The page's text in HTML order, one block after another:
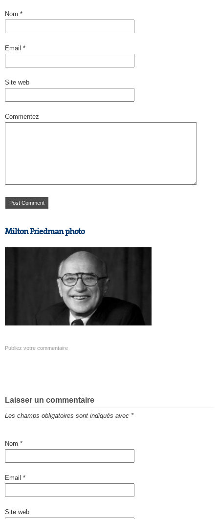
Nom *
Email *
Site web
Commentez
Milton Friedman photo
Publiez votre commentaire
Laisser un commentaire
Les champs obligatoires sont indiqués avec *
Nom *
Email *
Site web